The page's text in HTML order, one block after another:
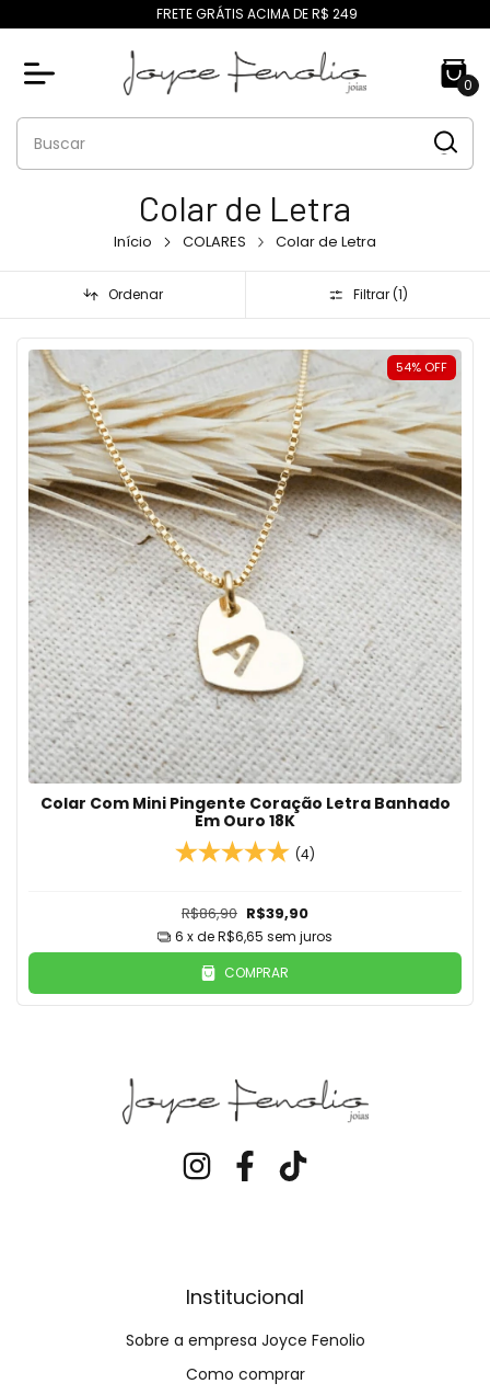
FRETE GRÁTIS ACIMA DE R$ 249
0
Colar de Letra
Início COLARES Colar de Letra
Ordenar Filtrar (1)
54% OFF
Colar Com Mini Pingente Coração Letra Banhado
Em Ouro 18K
(4)
R$86,90 R$39,90
6 x deR$6,65 sem juros
COMPRAR
Institucional
Sobre a empresa Joyce Fenolio
Como comprar